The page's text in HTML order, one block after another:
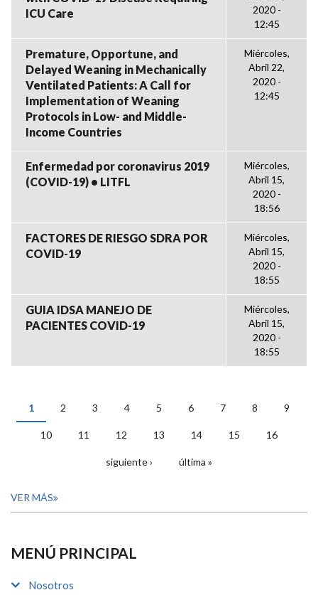
ICU Care
2020 -
12:45
Premature, Opportune, and
Delayed Weaning in Mechanically
Ventilated Patients: A Call for
Implementation of Weaning
Protocols in Low- and Middle-
Income Countries
Miércoles,
Abril 22,
2020 -
12:45
Enfermedad por coronavirus 2019
(COVID-19) • LITFL
Miércoles,
Abril 15,
2020 -
18:56
FACTORES DE RIESGO SDRA POR
COVID-19
Miércoles,
Abril 15,
2020 -
18:55
GUIA IDSA MANEJO DE
PACIENTES COVID-19
Miércoles,
Abril 15,
2020 -
18:55
PÁGINAS
1 2 3 4 5 6 7 8 9
10 11 12 13 14 15 16
siguiente › última »
VER MÁS
MENÚ PRINCIPAL
Nosotros